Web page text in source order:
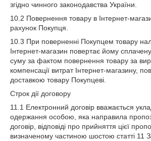
згідно чинного законодавства України.
10.2 Повернення товару в Інтернет-
рахунок Покупця.
10.3 При поверненні Покупцем товару
Інтернет-магазин повертає йому
суму за фактом повернення товару за
компенсації витрат Інтернет-магазину,
доставкою товару Покупцеві.
Строк дії договору
11.1 Електронний договір вважається
одержання особою, яка направила
договір, відповіді про прийняття цієї
визначеному частиною шостою статті 11